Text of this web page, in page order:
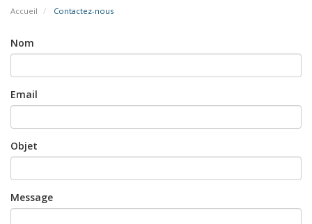
Accueil Contactez-nous
Nom
Email
Objet
Message